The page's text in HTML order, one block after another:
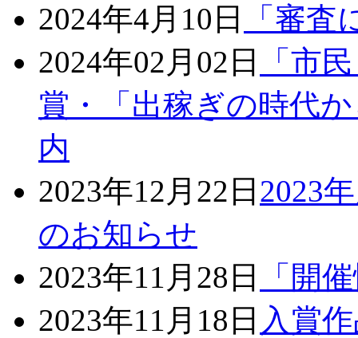
2024年4月10日
「審
2024年02月02日
「市
賞・「出稼ぎの時代
内
2023年12月22日 2023
のお知らせ
2023年11月28日
「開
2023年11月18日 入賞